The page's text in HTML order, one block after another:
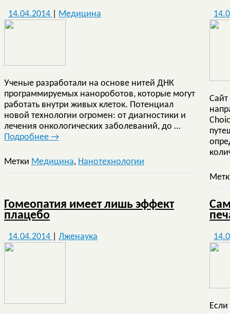
14.04.2014 Медицина
Ученые разработали на основе нитей ДНК
программируемых нанороботов, которые могут
работать внутри живых клеток. Потенциал
новой технологии огромен: от диагностики и
лечения онкологических заболеваний, до …
Подробнее →
Метки Медицина, Нанотехнологии
Сайт
Гомеопатия имеет лишь эффект
плацебо
14.04.2014 Лженаука